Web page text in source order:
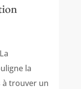
la
à trouver un